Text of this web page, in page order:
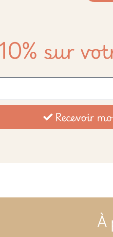
sur
Recevoir
À